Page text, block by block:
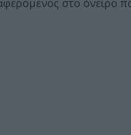
στο όνειρο